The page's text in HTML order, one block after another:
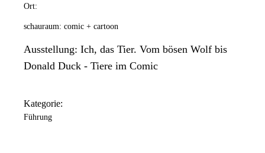
Ort:
schauraum: comic + cartoon
Ausstellung: Ich, das Tier. Vom bösen Wolf bis
Donald Duck - Tiere im Comic
Kategorie:
Führung